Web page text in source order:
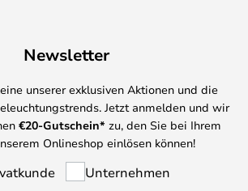
Newsletter
unserer exklusiven Aktionen und die
Jetzt anmelden und wir
€20-Gutschein* zu, den Sie bei Ihrem
Onlineshop einlösen können!
Unternehmen